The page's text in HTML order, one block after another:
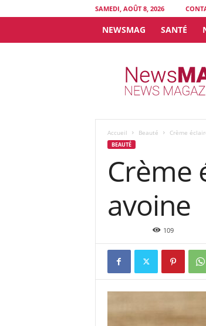
SAMEDI, AOÛT 8, 2026
NEWSMAG SANTÉ
Accueil Beauté Crème
BEAUTÉ
Crème
avoine
109